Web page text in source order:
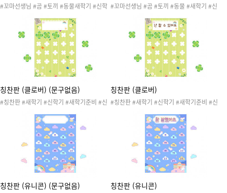
#꼬마선생님 #곰 #토끼 #동물새학기 #신학
신학기도안 #환경구성 #새학기환경구성 #신
학기환경구성 #게시판 #환경판 #교실환경구
성 #신학기환경판 #새학기환경판 #오늘의도
우미 #작은선생님 #문구없음
#꼬마선생님 #곰 #토끼 #동물 #새학기 #신
#신학기도안 #환경구성 #새학기환경구성 #
신학기환경구성 #게시판 #환경판 #교실환경
구성 #신학기환경판 #새학기환경판 #오늘의
도우미 #작은선생님
칭찬판 (클로버) (문구없음)
#칭찬판 #새학기 #신학기 #새학기준비 #신
성 #새학기환경구성 #신학기환경구성 #게시
판 #환경판 #교실환경구성 #신학기환경판 #
새학기환경판 #문구없음 #칭찬스티커 #칭찬
칭찬판 (클로버)
#칭찬판 #새학기 #신학기 #새학기준비 #신
성 #새학기환경구성 #신학기환경구성 #게시
판 #환경판 #교실환경구성 #신학기환경판 #
새학기환경판 #칭찬스티커 #칭찬도장
칭찬판 (유니콘) (문구없음) 칭찬판 (유니콘)